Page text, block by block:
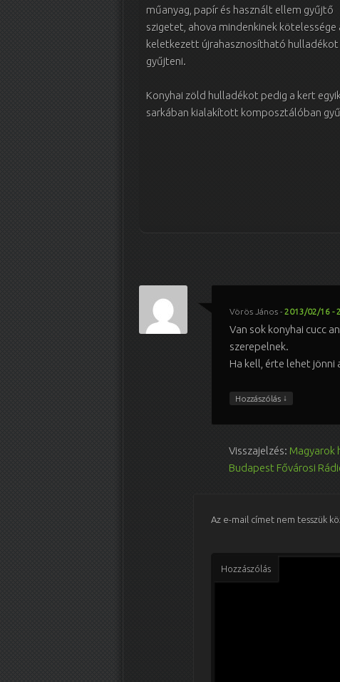
műanyag, papír és használt ellem gyűjtő
szigetet, ahova mindenkinek kötelessége
keletkezett újrahasznosítható hulladékot
gyűjteni.
Konyhai zöld hulladékot pedig a kert
sarkában kialakított komposztálóban
Vörös János- 2013/02/16 -
Van sok konyhai cucc
szerepelnek.
Ha kell, érte lehet jönni
Hozzászólás ↓
Visszajelzés: Magyarok
Budapest Fővárosi
Az e-mail címet nem tesszük
Hozzászólás